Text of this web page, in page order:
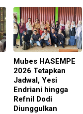
Mubes HASEMPE
2026 Tetapkan
Jadwal, Yesi
Endriani hingga
Refnil Dodi
Diunggulkan